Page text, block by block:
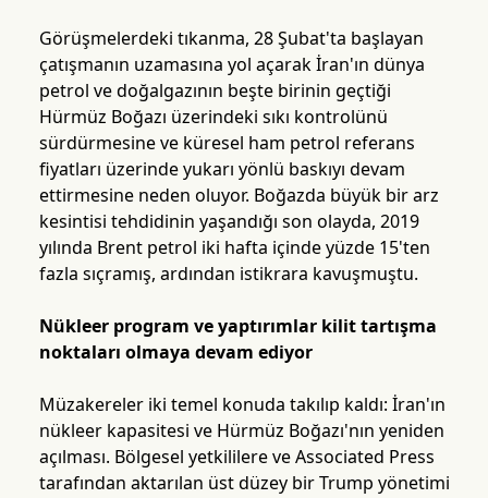
Görüşmelerdeki tıkanma, 28 Şubat'ta başlayan
çatışmanın uzamasına yol açarak İran'ın dünya
petrol ve doğalgazının beşte birinin geçtiği
Hürmüz Boğazı üzerindeki sıkı kontrolünü
sürdürmesine ve küresel ham petrol referans
fiyatları üzerinde yukarı yönlü baskıyı devam
ettirmesine neden oluyor. Boğazda büyük bir arz
kesintisi tehdidinin yaşandığı son olayda, 2019
yılında Brent petrol iki hafta içinde yüzde 15'ten
fazla sıçramış, ardından istikrara kavuşmuştu.
Nükleer program ve yaptırımlar kilit tartışma
noktaları olmaya devam ediyor
Müzakereler iki temel konuda takılıp kaldı: İran'ın
nükleer kapasitesi ve Hürmüz Boğazı'nın yeniden
açılması. Bölgesel yetkililere ve Associated Press
tarafından aktarılan üst düzey bir Trump yönetimi